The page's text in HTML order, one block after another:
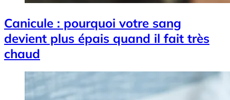
Canicule : pourquoi votre sang
devient plus épais quand il fait très
chaud
Image